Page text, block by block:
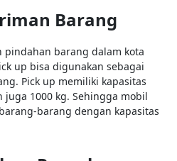
Barang
pindahan barang dalam kota
up bisa digunakan sebagai
Pick up memiliki kapasitas
juga 1000 kg. Sehingga mobil
barang dengan kapasitas